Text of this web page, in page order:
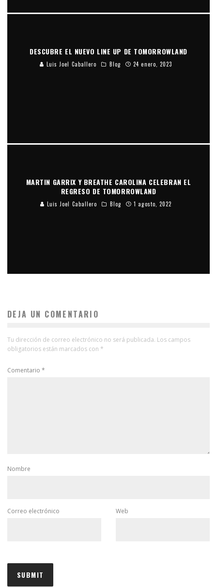
DESCUBRE EL NUEVO LINE UP DE TOMORROWLAND
Luis Joel Caballero Blog 24 enero, 2023
MARTIN GARRIX Y BREATHE CAROLINA CELEBRAN EL
REGRESO DE TOMORROWLAND
Luis Joel Caballero Blog 1 agosto, 2022
DEJA UN COMENTARIO
Tu dirección de correo electrónico no será publicada. Los campos
obligatorios están marcados con *
Comentario *
Nombre
Correo electrónico Web